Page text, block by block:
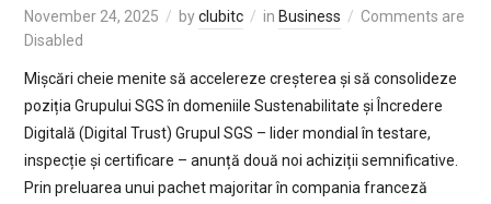
November 24, 2025 byclubitc in Business
Comments are
Disabled
Mișcări cheie menite să accelereze creșterea și să consolideze
poziția Grupului SGS în domeniile Sustenabilitate și Încredere
Digitală (Digital Trust) Grupul SGS – lider mondial în testare,
inspecție și certificare – anunță două noi achiziții semnificative.
Prin preluarea unui pachet majoritar în compania franceză